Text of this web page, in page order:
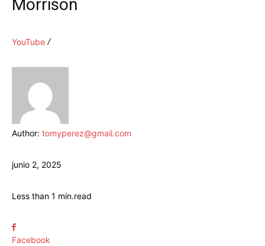
Morrison
YouTube
Author: tomyperez@gmail.com
junio 2, 2025
Less than 1 min.read
Facebook